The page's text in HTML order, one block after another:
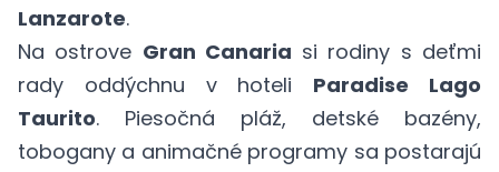
Lanzarote.
Na ostrove Gran Canaria si rodiny s deťmi
rady oddýchnu v hoteli Paradise Lago
Taurito. Piesočná pláž, detské bazény,
tobogany a animačné programy sa postarajú